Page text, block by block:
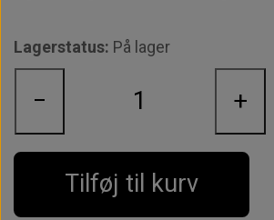
Lagerstatus: På lager
− +
Tilføj til kurv